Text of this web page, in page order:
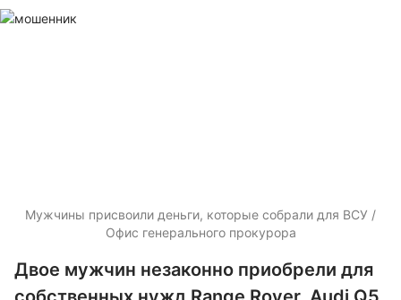
Мужчины присвоили деньги, которые собрали для ВСУ /
Офис генерального прокурора
Двое мужчин незаконно приобрели для